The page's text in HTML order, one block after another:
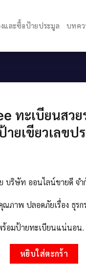
งและซื้อป้ายประมูล บทคว
ทะเบียนสว
ยเขียวเลขป
บริษัท ออนไลน์ขายดี จำ
ณภาพ ปลอดภัยเรื่อง ธุรก
ร้อมป้ายทะเบียนแน่นอน.
ทะเบียนสวยรถกระบะ
หยิบใส่ตะกร้า